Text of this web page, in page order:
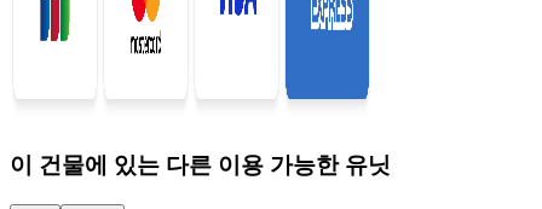
이 건물에 있는 다른 이용 가능한 유닛